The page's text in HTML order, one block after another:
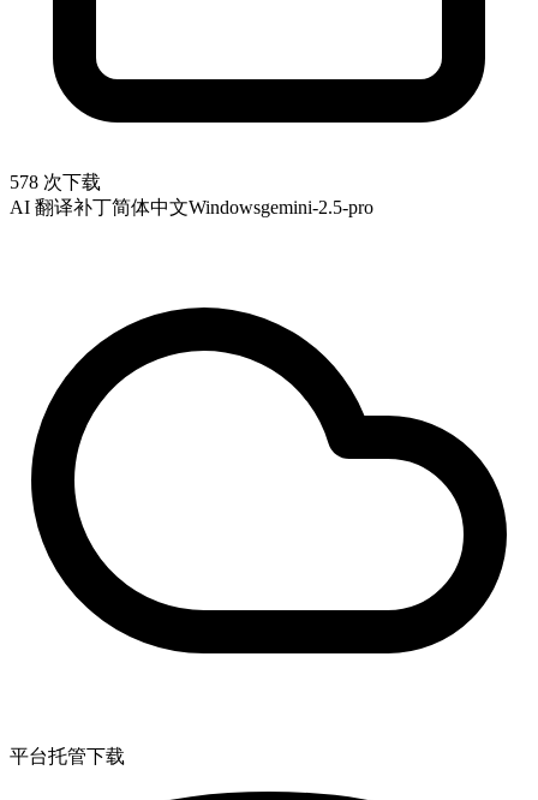
578 次下载
AI 翻译补丁简体中文Windowsgemini-2.5-pro
平台托管下载